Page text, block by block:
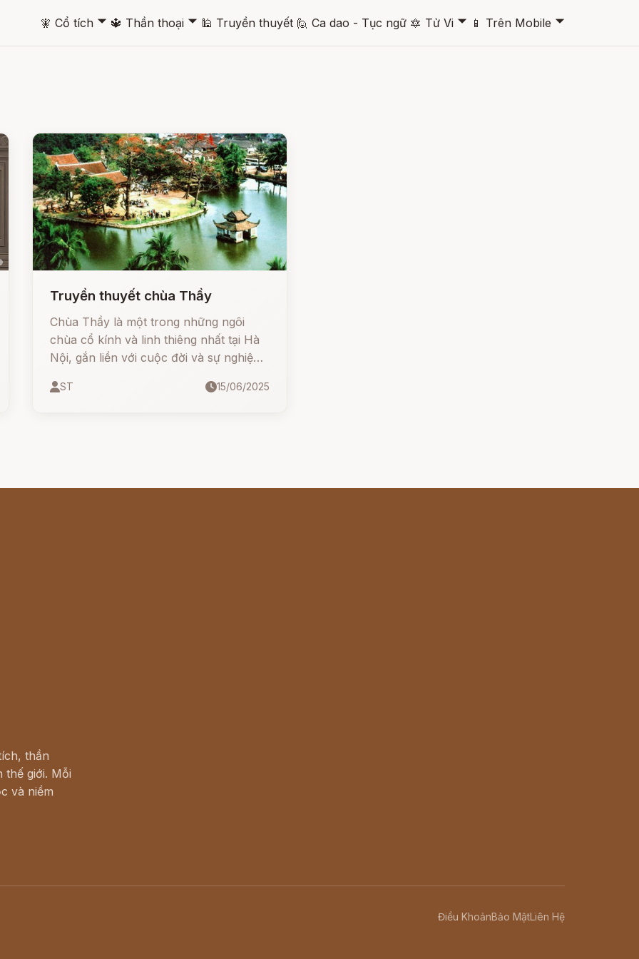
🧚 Cổ tích 🞃 🔱 Thần thoại 🞃 🕌 Truyền thuyết 🙋 Ca dao - Tục ngữ 🔯 Tử Vi 🞃 📱 Trên Mobile 🞃
Truyền thuyết chùa Thầy
Chùa Thầy là một trong những ngôi
chùa cổ kính và linh thiêng nhất tại Hà
Nội, gắn liền với cuộc đời và sự nghiệp
chân tu huyền thoại với nhiều công lao
ST 15/06/2025
thần
giới. Mỗi
và niềm
Điều KhoảnBảo MậtLiên Hệ